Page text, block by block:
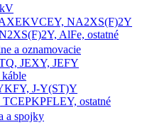
NA2XS(F)2Y
AlFe, ostatné
a oznamovacie
JEXY, JEFY
J-Y(ST)Y
ostatné
a spojky